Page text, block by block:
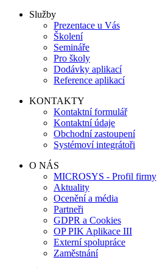
Služby
Prezentace u Vás
Školení
Semináře
Pro školy
Dodávky aplikací
Reference aplikací
KONTAKTY
Kontaktní formulář
Kontaktní údaje
Obchodní zastoupení
Systémoví integrátoři
O NÁS
MICROSYS - Profil firmy
Aktuality
Ocenění a média
Partneři
GDPR a Cookies
OP PIK Aplikace III
Externí spolupráce
Zaměstnání